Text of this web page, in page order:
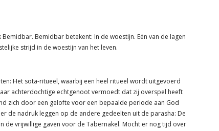
Bemidbar betekent: In de woestijn. Eén van de lagen
strijd in de woestijn van het leven.
Het sota-ritueel, waarbij een heel ritueel wordt uitgevoerd
achterdochtige echtgenoot vermoedt dat zij overspel heeft
zich door een gelofte voor een bepaalde periode aan God
de nadruk leggen op de andere gedeelten uit de parasha: De
de vrijwillige gaven voor de Tabernakel. Mocht er nog tijd over